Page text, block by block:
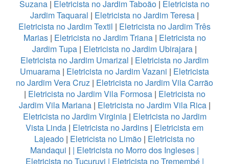
Suzana | Eletricista no Jardim Taboão | Eletricista no
Jardim Taquaral | Eletricista no Jardim Teresa |
Eletricista no Jardim Textil | Eletricista no Jardim Três
Marias| Eletricista no Jardim Triana| Eletricista no
Jardim Tupa | Eletricista no Jardim Ubirajara |
Eletricista no Jardim Umarizal | Eletricista no Jardim
Umuarama | Eletricista no Jardim Vazani | Eletricista
no Jardim Vera Cruz | Eletricista no Jardim Vila Carrão
| Eletricista no Jardim Vila Formosa| Eletricista no
Jardim Vila Mariana| Eletricista no Jardim Vila Rica|
Eletricista no Jardim Virginia| Eletricista no Jardim
Vista Linda | Eletricista no Jardins | Eletricista em
Lajeado | Eletricista no Limão | Eletricista no
Mandaqui | | Eletricista no Morro dos Ingleses |
Eletricista no Tucuruvi | Eletricista no Tremembé|